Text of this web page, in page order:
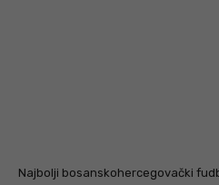
Najbolji bosanskohercegovački